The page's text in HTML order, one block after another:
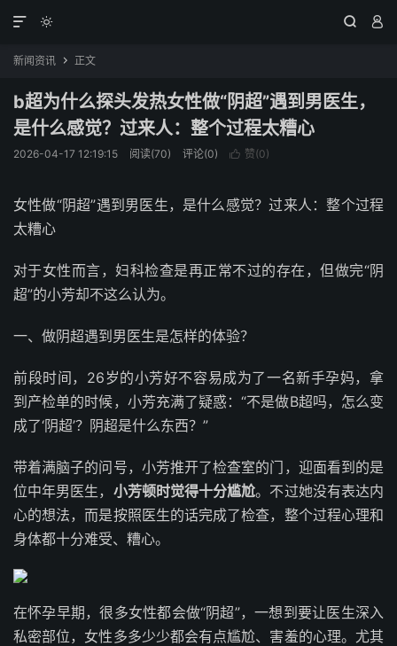
  

新闻资讯  正文
b超为什么探头发热女性做“阴超”遇到男医生，
是什么感觉？过来人：整个过程太糟心
2026-04-17 12:19:15 阅读(70) 评论(0)  赞(0)
女性做“阴超”遇到男医生，是什么感觉？过来人：整个过程
太糟心
对于女性而言，妇科检查是再正常不过的存在，但做完“阴
超”的小芳却不这么认为。
一、做阴超遇到男医生是怎样的体验？
前段时间，26岁的小芳好不容易成为了一名新手孕妈，拿
到产检单的时候，小芳充满了疑惑：“不是做B超吗，怎么变
成了‘阴超’？阴超是什么东西？”
带着满脑子的问号，小芳推开了检查室的门，迎面看到的是
位中年男医生， 小芳顿时觉得十分尴尬。不过她没有表达内
心的想法，而是按照医生的话完成了检查，整个过程心理和
身体都十分难受、糟心。
在怀孕早期，很多女性都会做“阴超”，一想到要让医生深入
私密部位，女性多多少少都会有点尴尬、害羞的心理。尤其